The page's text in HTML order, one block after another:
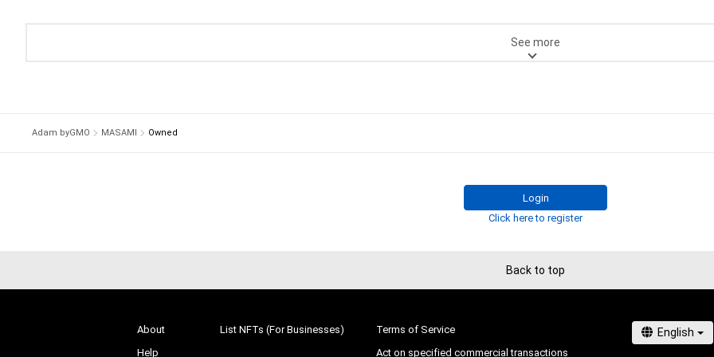
See more
Adam byGMO MASAMI Owned
Login
Click here to register
Back to top
About
Help
List NFTs (For Businesses)
Terms of Service
Act on specified commercial transactions